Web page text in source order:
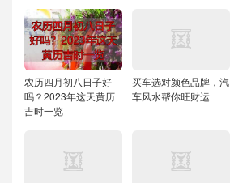
农历四月初八日子好
吗？2023年这天黄历
吉时一览
买车选对颜色品牌，汽
车风水帮你旺财运